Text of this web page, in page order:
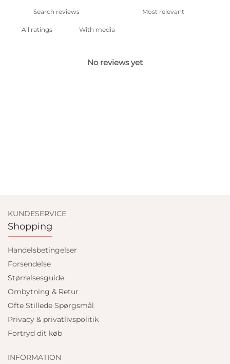
With media
No reviews yet
KUNDESERVICE
Shopping
Handelsbetingelser
Forsendelse
Størrelsesguide
Ombytning & Retur
Ofte Stillede Spørgsmål
Privacy & privatlivspolitik
Fortryd dit køb
INFORMATION